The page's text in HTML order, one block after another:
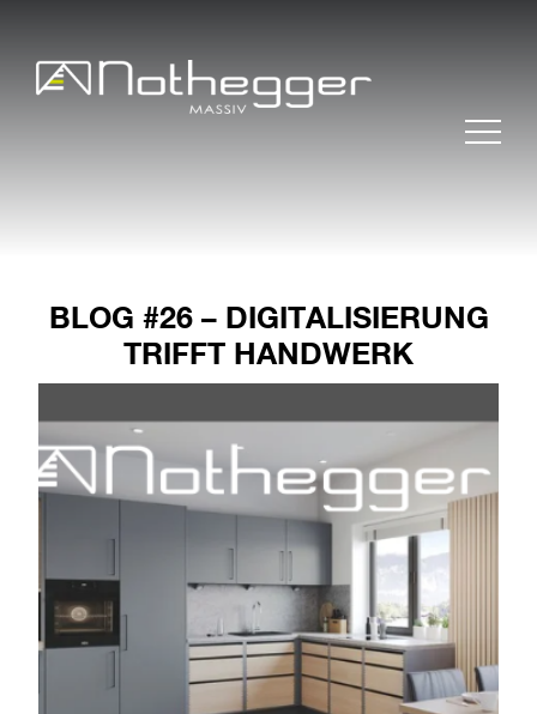
effiziente Projekte
BLOG #36 Massivholz –
nachhaltig und zeitlos
BLOG #35- Effizient
arbeiten mit
Möbelfertigteilen
BLOG #34-
Digitalisierung in der
Holzbranche
BLOG #26 – DIGITALISIERUNG
TRIFFT HANDWERK